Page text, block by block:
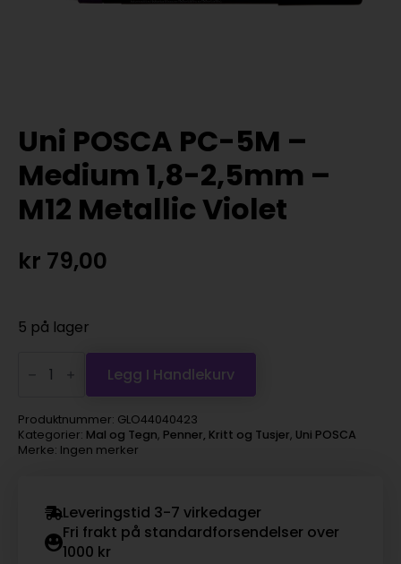
Uni POSCA PC-5M –
Medium 1,8-2,5mm –
M12 Metallic Violet
kr 79,00
5 på lager
POSCA
–
Medium
1,8-
2,5mm
Metallic
Violet
antall
Legg I Handlekurv
Produktnummer: GLO44040423
Kategorier: Mal og Tegn, Penner, Kritt og Tusjer, Uni POSCA
Merke: Ingen merker
Leveringstid 3-7 virkedager
Fri frakt på standardforsendelser over
1000 kr